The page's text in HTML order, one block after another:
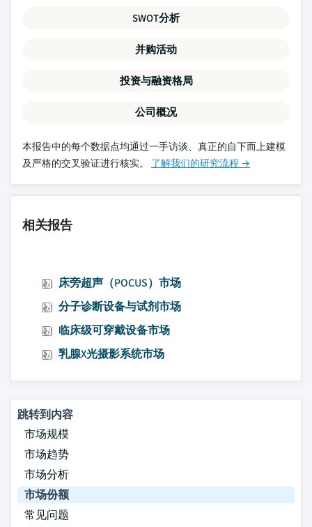
SWOT分析
并购活动
投资与融资格局
公司概况
本报告中的每个数据点均通过一手访谈、真正的自下而上建模
及严格的交叉验证进行核实。 了解我们的研究流程 →
相关报告
床旁超声（POCUS）市场
分子诊断设备与试剂市场
临床级可穿戴设备市场
乳腺X光摄影系统市场
跳转到内容
市场规模
市场趋势
市场分析
市场份额
常见问题